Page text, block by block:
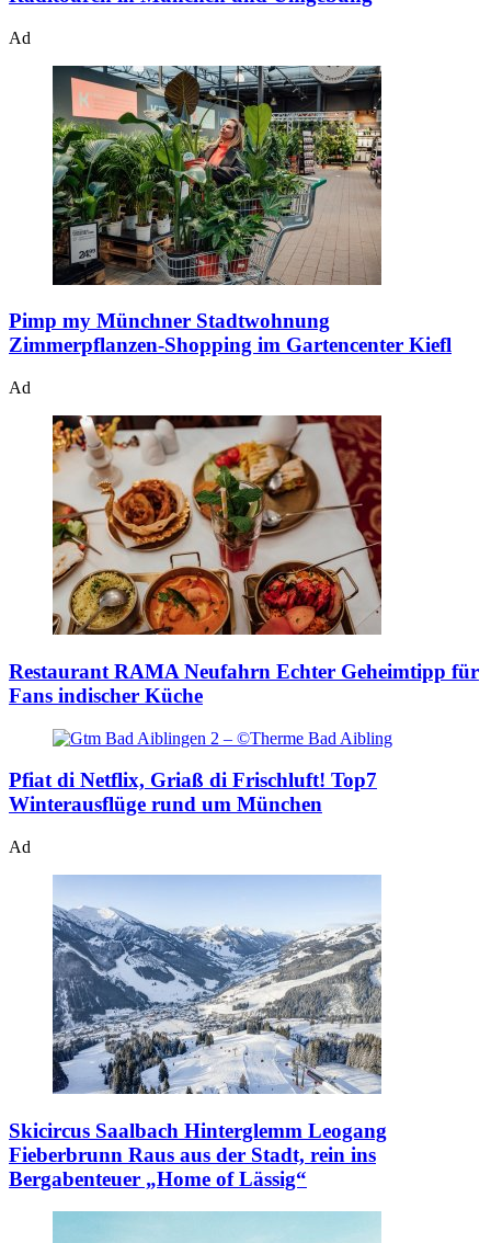
Ad
Pimp my Münchner Stadtwohnung
Zimmerpflanzen-Shopping im Gartencenter Kiefl
Ad
Restaurant RAMA Neufahrn Echter Geheimtipp für
Fans indischer Küche
Pfiat di Netflix, Griaß di Frischluft! Top7
Winterausflüge rund um München
Ad
Skicircus Saalbach Hinterglemm Leogang
Fieberbrunn Raus aus der Stadt, rein ins
Bergabenteuer „Home of Lässig“